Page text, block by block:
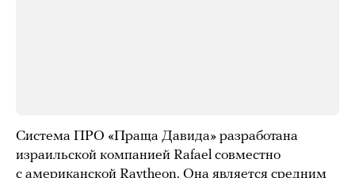
Система ПРО «Праща Давида» разработана
израильской компанией Rafael совместно
с американской Raytheon. Она является средним